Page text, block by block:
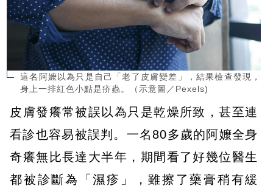
這名阿嬤以為只是自己「老了皮膚變差」，結果檢查發現，
身上一排紅色小點是疥蟲。（示意圖／Pexels)
皮膚發癢常被誤以為只是乾燥所致，甚至連
看診也容易被誤判。一名80多歲的阿嬤全身
奇癢無比長達大半年，期間看了好幾位醫生
都被診斷為「濕疹」，雖擦了藥膏稍有緩